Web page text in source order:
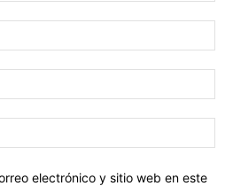
electrónico y sitio web en este